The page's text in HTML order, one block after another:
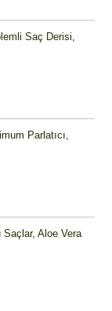
Saç Derisi,
Parlatıcı,
Aloe Vera